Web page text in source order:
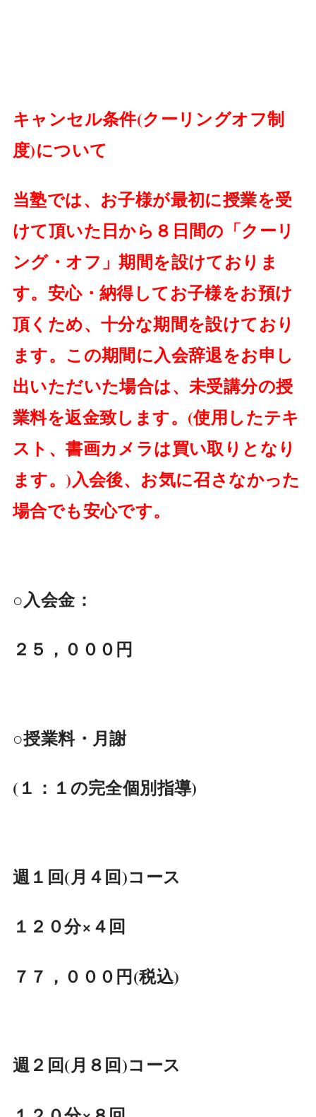
キャンセル条件(クーリングオフ制
度)について
当塾では、お子様が最初に授業を受
けて頂いた日から８日間の「クーリ
ング・オフ」期間を設けておりま
す。安心・納得してお子様をお預け
頂くため、十分な期間を設けており
ます。この期間に入会辞退をお申し
出いただいた場合は、未受講分の授
業料を返金致します。(使用したテキ
スト、書画カメラは買い取りとなり
ます。)入会後、お気に召さなかった
場合でも安心です。
○入会金：
２５，０００円
○授業料・月謝
(１：１の完全個別指導)
週１回(月４回)コース
１２０分×４回
７７，０００円(税込)
週２回(月８回)コース